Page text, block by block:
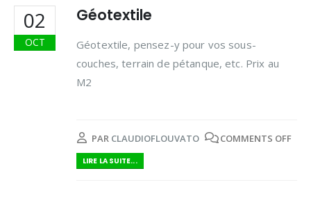
02
OCT
Géotextile
Géotextile, pensez-y pour vos sous-
couches, terrain de pétanque, etc. Prix au
M2
PAR CLAUDIOFLOUVATO COMMENTS OFF
LIRE LA SUITE...